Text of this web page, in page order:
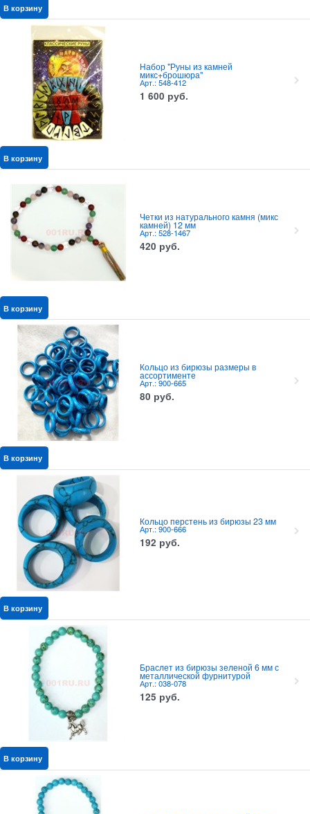
В корзину
Набор "Руны из камней
микс+брошюра"
Арт.: 548-412
1 600 руб.
В корзину
Четки из натурального камня (микс
камней) 12 мм
Арт.: 528-1467
420 руб.
В корзину
Кольцо из бирюзы размеры в
ассортименте
Арт.: 900-665
80 руб.
В корзину
Кольцо перстень из бирюзы 23 мм
Арт.: 900-666
192 руб.
В корзину
Браслет из бирюзы зеленой 6 мм с
металлической фурнитурой
Арт.: 038-078
125 руб.
В корзину